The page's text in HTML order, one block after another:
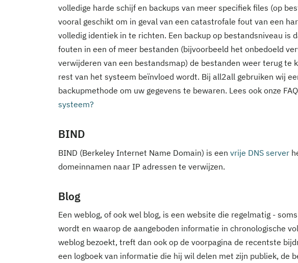
volledige harde schijf en backups van meer specifiek files (op
vooral geschikt om in geval van een catastrofale fout van een
volledig identiek in te richten. Een backup op bestandsniveau is
fouten in een of meer bestanden (bijvoorbeeld het onbedoeld
verwijderen van een bestandsmap) de bestanden weer terug te
rest van het systeem beïnvloed wordt. Bij all2all gebruiken wij
backupmethode om uw gegevens te bewaren. Lees ook onze
systeem?
BIND
BIND (Berkeley Internet Name Domain) is een vrije DNS server
domeinnamen naar IP adressen te verwijzen.
Blog
Een weblog, of ook wel blog, is een website die regelmatig -
wordt en waarop de aangeboden informatie in chronologische
weblog bezoekt, treft dan ook op de voorpagina de recentste
een logboek van informatie die hij wil delen met zijn publiek, de